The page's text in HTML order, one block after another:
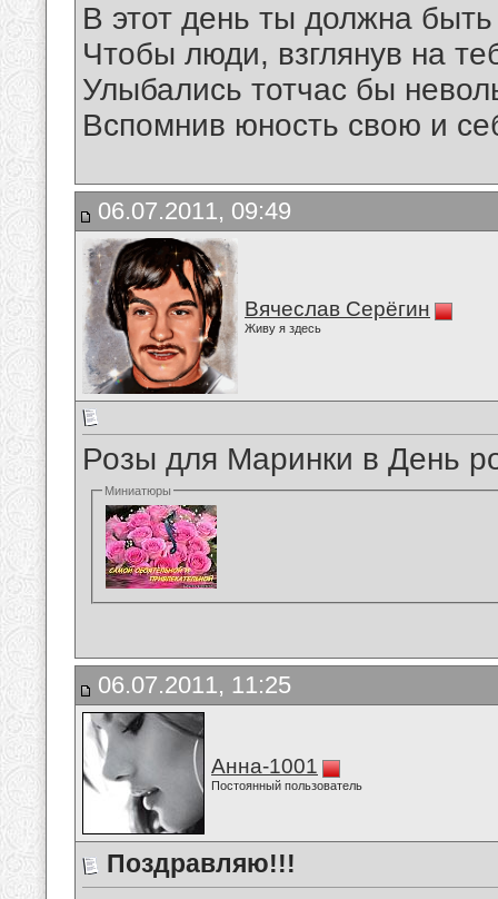
В этот день ты должна
Чтобы люди, взглянув на
Улыбались тотчас бы
Вспомнив юность свою и
06.07.2011, 09:49
Вячеслав Серёгин
Живу я здесь
Розы для Маринки в День
Миниатюры
06.07.2011, 11:25
Анна-1001
Постоянный пользователь
Поздравляю!!!